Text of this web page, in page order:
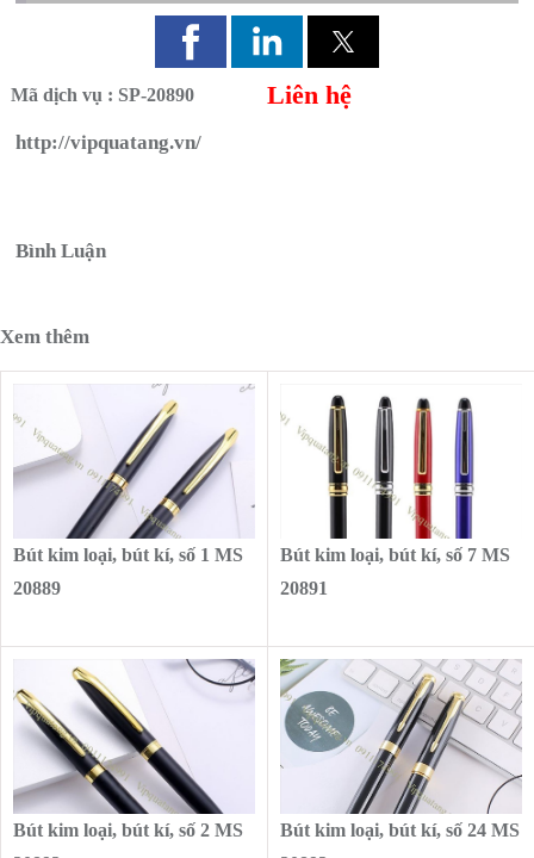
Mã dịch vụ : SP-20890 Liên hệ
http://vipquatang.vn/
Bình Luận
Xem thêm
Bút kim loại, bút kí, số 1 MS
20889
Bút kim loại, bút kí, số 7 MS
20891
Bút kim loại, bút kí, số 2 MS
Bút kim loại, bút kí, số 24 MS